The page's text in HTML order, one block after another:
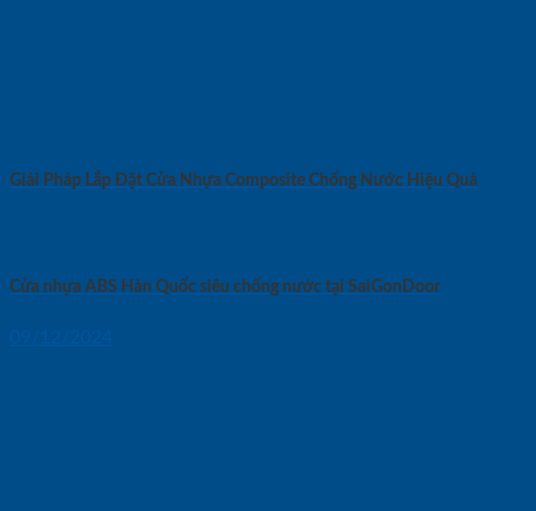
Giải Pháp Lắp Đặt Cửa Nhựa Composite Chống Nước Hiệu Quả
Cửa nhựa ABS Hàn Quốc siêu chống nước tại SaiGonDoor
09/12/2024